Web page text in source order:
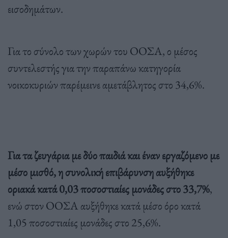
εισοδημάτων.
Για το σύνολο των χωρών του ΟΟΣΑ, ο μέσος
συντελεστής για την παραπάνω κατηγορία
νοικοκυριών παρέμεινε αμετάβλητος στο 34,6%.
Για τα ζευγάρια με δύο παιδιά και έναν εργαζόμενο με
μέσο μισθό, η συνολική επιβάρυνση αυξήθηκε
οριακά κατά 0,03 ποσοστιαίες μονάδες στο 33,7%,
ενώ στον ΟΟΣΑ αυξήθηκε κατά μέσο όρο κατά
1,05 ποσοστιαίες μονάδες στο 25,6%.